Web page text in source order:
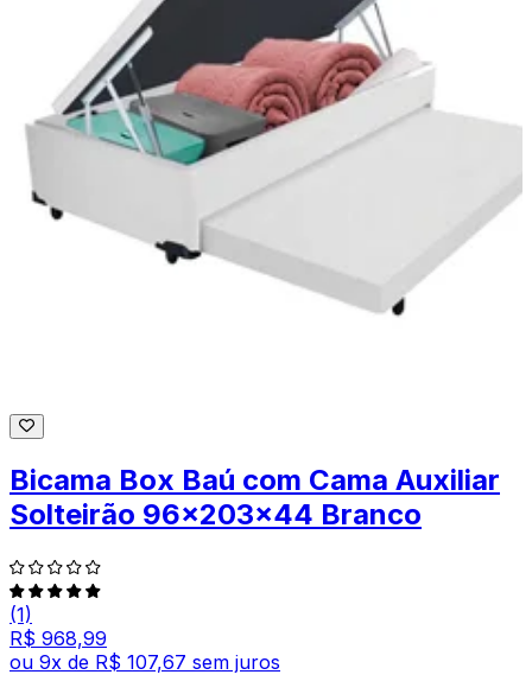
Bicama Box Baú com Cama Auxiliar
Solteirão 96x203x44 Branco
(1)
R$ 968,99
ou 9x de R$ 107,67 sem juros